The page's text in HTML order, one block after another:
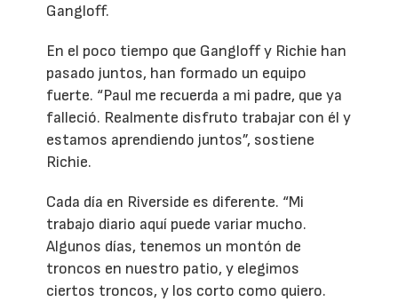
Gangloff.
En el poco tiempo que Gangloff y Richie han
pasado juntos, han formado un equipo
fuerte. “Paul me recuerda a mi padre, que ya
falleció. Realmente disfruto trabajar con él y
estamos aprendiendo juntos”, sostiene
Richie.
Cada día en Riverside es diferente. “Mi
trabajo diario aquí puede variar mucho.
Algunos días, tenemos un montón de
troncos en nuestro patio, y elegimos
ciertos troncos, y los corto como quiero.